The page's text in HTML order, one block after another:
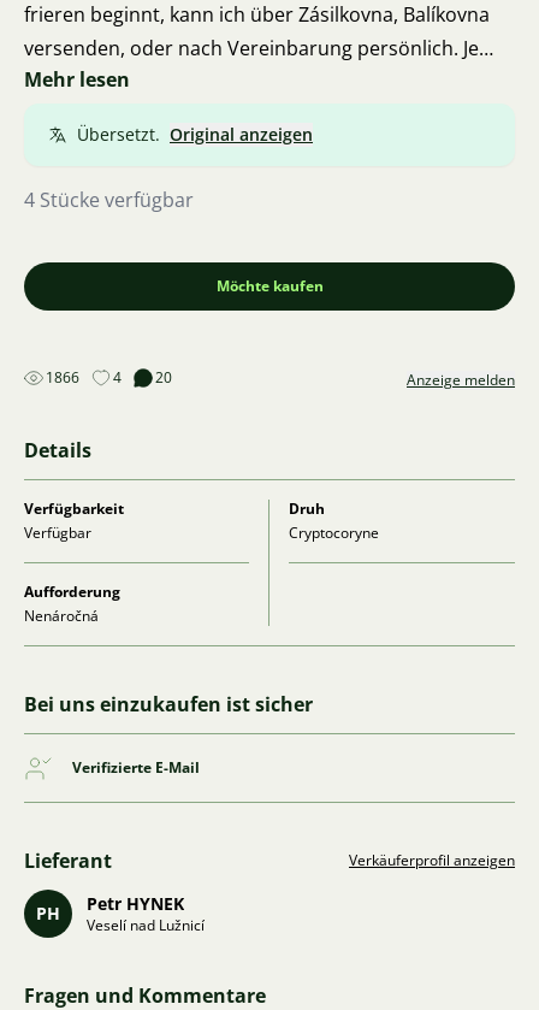
frieren beginnt, kann ich über Zásilkovna, Balíkovna
versenden, oder nach Vereinbarung persönlich. Je
nach Saison sind auch mehrere Pflanzen verfügbar.
Bei Abnahme einer größeren Menge Affinis kann über
Mehr lesen
Übersetzt. Original anzeigen
4 Stücke verfügbar
Möchte kaufen
1866 4 20 Anzeige melden
Details
Verfügbarkeit
Verfügbar
Druh
Cryptocoryne
Aufforderung
Nenáročná
Bei uns einzukaufen ist sicher
Verifizierte E-Mail
Lieferant Verkäuferprofil anzeigen
PH Petr HYNEK
Veselí nad Lužnicí
Fragen und Kommentare